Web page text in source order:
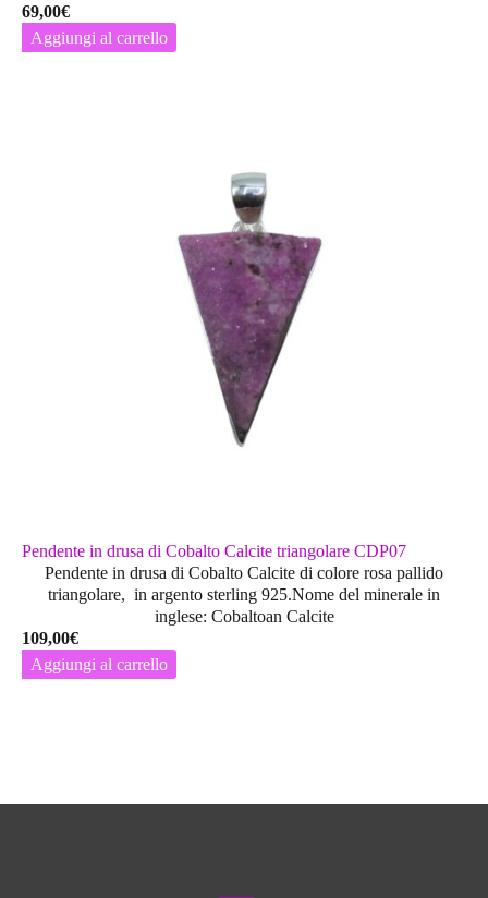
69,00€
Aggiungi al carrello
Pendente in drusa di Cobalto Calcite triangolare CDP07
Pendente in drusa di Cobalto Calcite di colore rosa pallido
triangolare, in argento sterling 925.Nome del minerale in
inglese: Cobaltoan Calcite
109,00€
Aggiungi al carrello